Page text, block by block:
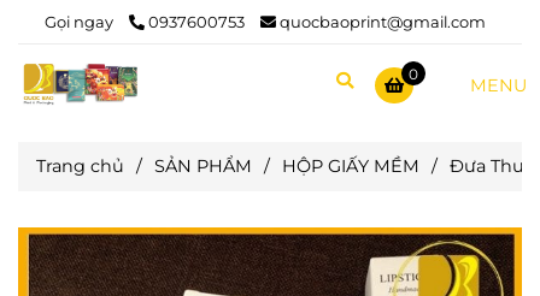
Gọi ngay 0937600753 quocbaoprint@gmail.com
0
MENU
Trang chủ / SẢN PHẨM / HỘP GIẤY MỀM / Đưa